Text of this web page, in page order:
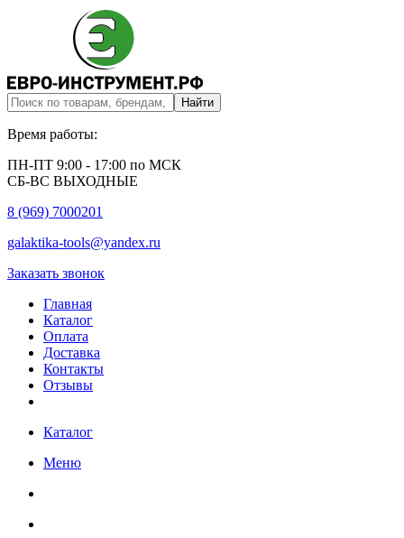
Время работы:
ПН-ПТ 9:00 - 17:00 по МСК
СБ-ВС ВЫХОДНЫЕ
8 (969) 7000201
galaktika-tools@yandex.ru
Заказать звонок
Главная
Каталог
Оплата
Доставка
Контакты
Отзывы
Каталог
Меню